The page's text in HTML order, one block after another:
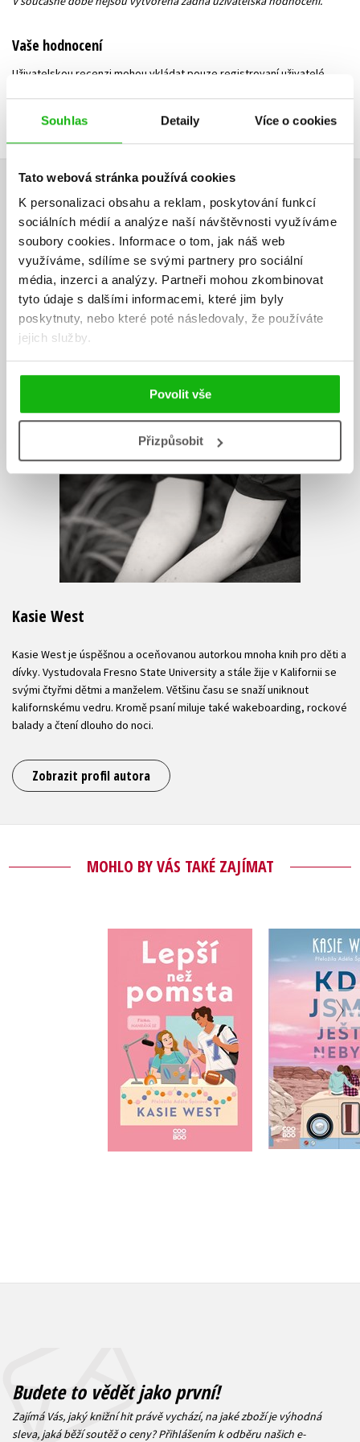
Souhlas Detaily Více o cookies
Tato webová stránka používá cookies
K personalizaci obsahu a reklam, poskytování funkcí
sociálních médií a analýze naší návštěvnosti využíváme
soubory cookies. Informace o tom, jak náš web
využíváme, sdílíme se svými partnery pro sociální
média, inzerci a analýzy. Partneři mohou zkombinovat
tyto údaje s dalšími informacemi, které jim byly
poskytnuty, nebo které poté následovaly, že používáte
jejich služby.
Povolit vše
Přizpůsobit
Vaše hodnocení
Uživatelskou recenzi mohou vkládat pouze registrovaní uživatelé
AUTOR KNIHY
Kasie West
Kasie West je úspěšnou a oceňovanou autorkou mnoha knih pro děti a
dívky. Vystudovala Fresno State University a stále žije v Kalifornii se
svými čtyřmi dětmi a manželem. Většinu času se snaží uniknout
kalifornskému vedru. Kromě psaní miluje také wakeboarding, rockové
balady a čtení dlouho do noci.
Zobrazit profil autora
MOHLO BY VÁS TAKÉ ZAJÍMAT
Lepší než pomsta
Kasie West
Do košíku
399 Kč
319 Kč
Kde
Kasie
Do
319 Kč
Budete to vědět jako první!
Zajímá Vás, jaký knižní hit právě vychází, na jaké zboží je výhodná
sleva, jaká běží soutěž o ceny? Přihlášením k odběru našich e-